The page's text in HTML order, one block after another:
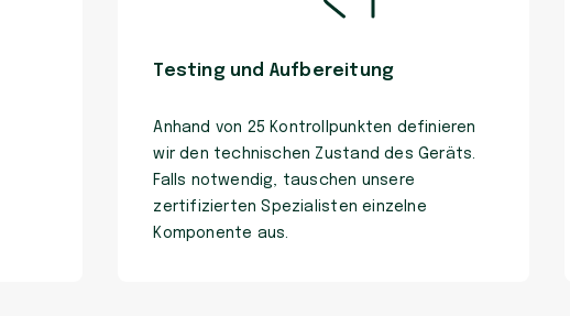
Testing und Aufbereitung
Anhand von 25 Kontrollpunkten definieren
wir den technischen Zustand des Geräts.
Falls notwendig, tauschen unsere
zertifizierten Spezialisten einzelne
Komponente aus.